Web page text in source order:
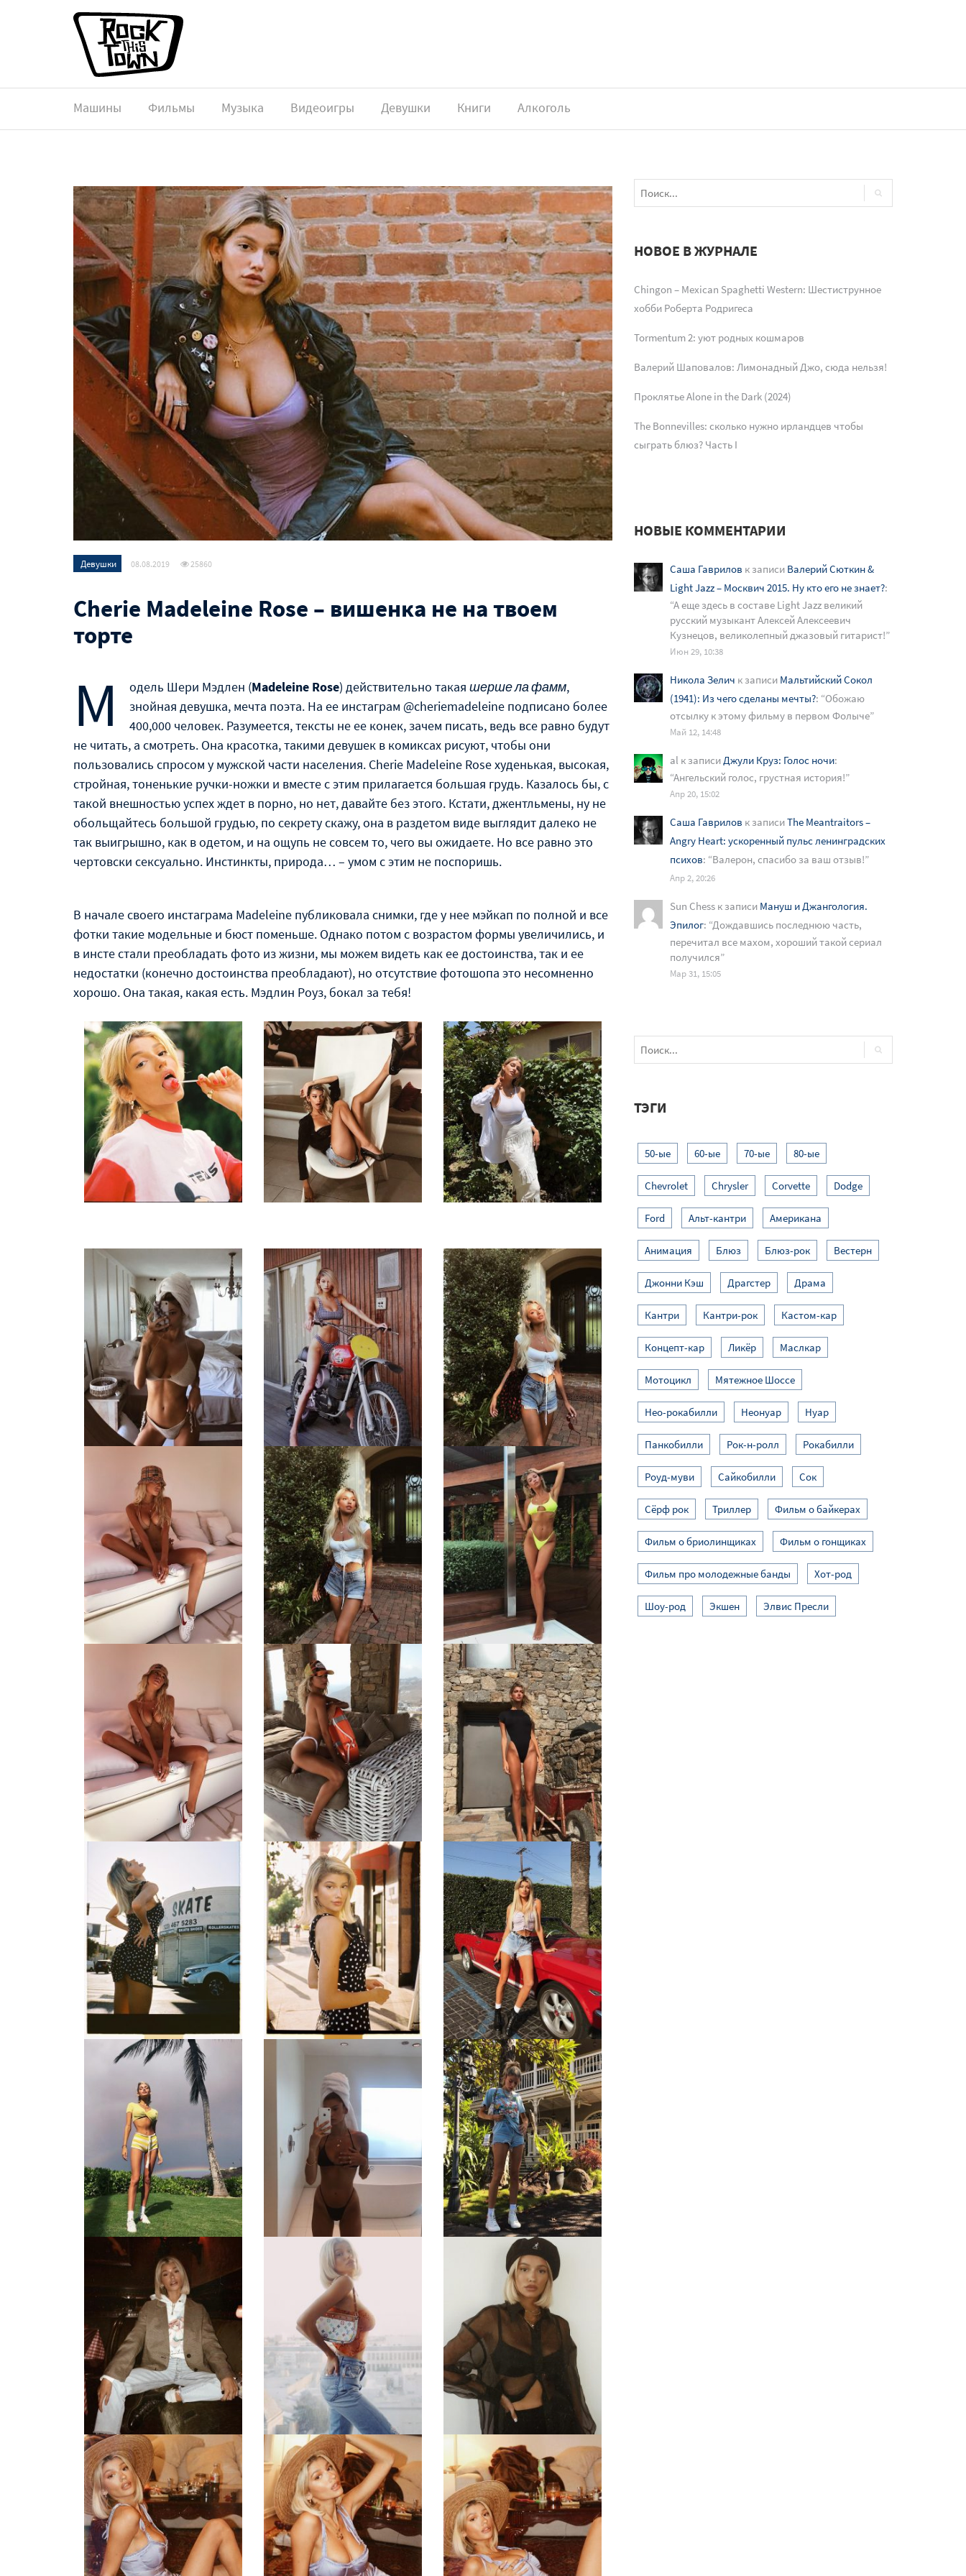
Машины Фильмы Музыка Видеоигры Девушки Книги Алкоголь
Девушки 08.08.2019 25860
Cherie Madeleine Rose – вишенка не на твоем
торте
М одель Шери Мэдлен (Madeleine Rose) действительно такая шерше ла фамм,
знойная девушка, мечта поэта. На ее инстаграм @cheriemadeleine подписано более
400,000 человек. Разумеется, тексты не ее конек, зачем писать, ведь все равно будут
не читать, а смотреть. Она красотка, такими девушек в комиксах рисуют, чтобы они
пользовались спросом у мужской части населения. Cherie Madeleine Rose худенькая, высокая,
стройная, тоненькие ручки-ножки и вместе с этим прилагается большая грудь. Казалось бы, с
такой внешностью успех ждет в порно, но нет, давайте без этого. Кстати, джентльмены, ну не
обольщайтесь большой грудью, по секрету скажу, она в раздетом виде выглядит далеко не
так выигрышно, как в одетом, и на ощупь не совсем то, чего вы ожидаете. Но все равно это
чертовски сексуально. Инстинкты, природа… – умом с этим не поспоришь.
В начале своего инстаграма Madeleine публиковала снимки, где у нее мэйкап по полной и все
фотки такие модельные и бюст поменьше. Однако потом с возрастом формы увеличились, и
в инсте стали преобладать фото из жизни, мы можем видеть как ее достоинства, так и ее
недостатки (конечно достоинства преобладают), но отсутствие фотошопа это несомненно
хорошо. Она такая, какая есть. Мэдлин Роуз, бокал за тебя!
НОВОЕ В ЖУРНАЛЕ
Chingon – Mexican Spaghetti Western: Шестиструнное
хобби Роберта Родригеса
Tormentum 2: уют родных кошмаров
Валерий Шаповалов: Лимонадный Джо, сюда нельзя!
Проклятье Alone in the Dark (2024)
The Bonnevilles: сколько нужно ирландцев чтобы
сыграть блюз? Часть I
НОВЫЕ КОММЕНТАРИИ
Саша Гаврилов к записи Валерий Сюткин &
Light Jazz – Москвич 2015. Ну кто его не знает?:
“А еще здесь в составе Light Jazz великий
русский музыкант Алексей Алексеевич
Кузнецов, великолепный джазовый гитарист!”
Июн 29, 10:38
Никола Зелич к записи Мальтийский Сокол
(1941): Из чего сделаны мечты?: “Обожаю
отсылку к этому фильму в первом Фолыче”
Май 12, 14:48
al к записи Джули Круз: Голос ночи:
“Ангельский голос, грустная история!”
Апр 20, 15:02
Саша Гаврилов к записиThe Meantraitors –
Angry Heart: ускоренный пульс ленинградских
психов: “Валерон, спасибо за ваш отзыв!”
Апр 2, 20:26
Sun Chess к записи Мануш и Джангология.
Эпилог: “Дождавшись последнюю часть,
перечитал все махом, хороший такой сериал
получился”
Мар 31, 15:05
ТЭГИ
50-ые 60-ые 70-ые 80-ые
Chevrolet Chrysler Corvette Dodge
Ford Альт-кантри Американа
Анимация Блюз Блюз-рок Вестерн
Джонни Кэш Драгстер Драма
Кантри Кантри-рок Кастом-кар
Концепт-кар Ликёр Маслкар
Мотоцикл Мятежное Шоссе
Нео-рокабилли Неонуар Нуар
Панкобилли Рок-н-ролл Рокабилли
Роуд-муви Сайкобилли Сок
Сёрф рок Триллер Фильм о байкерах
Фильм о бриолинщиках Фильм о гонщиках
Фильм про молодежные банды Хот-род
Шоу-род Экшен Элвис Пресли